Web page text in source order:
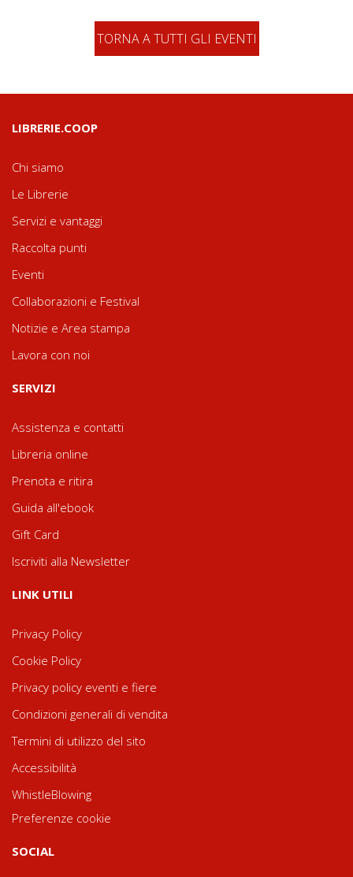
TORNA A TUTTI GLI EVENTI
LIBRERIE.COOP
Chi siamo
Le Librerie
Servizi e vantaggi
Raccolta punti
Eventi
Collaborazioni e Festival
Notizie e Area stampa
Lavora con noi
SERVIZI
Assistenza e contatti
Libreria online
Prenota e ritira
Guida all'ebook
Gift Card
Iscriviti alla Newsletter
LINK UTILI
Privacy Policy
Cookie Policy
Privacy policy eventi e fiere
Condizioni generali di vendita
Termini di utilizzo del sito
Accessibilità
WhistleBlowing
Preferenze cookie
SOCIAL